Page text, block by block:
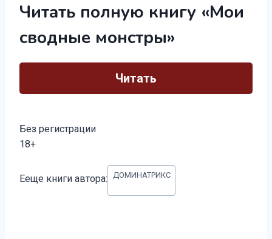
Читать полную книгу «Мои
сводные монстры»
Читать
Без регистрации
18+
записи:
Ееще книги автора: ДОМИНАТРИКС